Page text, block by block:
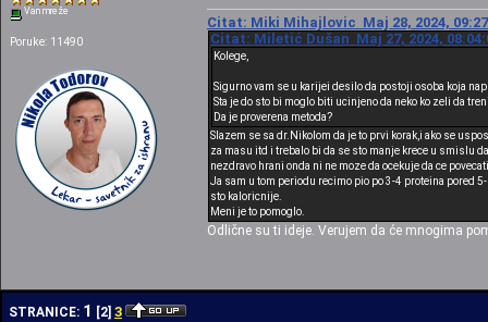
Van mreže
Poruke: 11490
Citat: Miki Mihajlovic Maj 28, 2024,
Citat: Miletić Dušan Maj 27, 2024,
Kolege,
Sigurno vam se u karijei desilo da postoji osoba koja
Sta je do sto bi moglo biti ucinjeno da neko ko zeli da
Da je proverena metoda?
Slazem se sa dr.Nikolom da je to prvi korak,i ako se
za masu itd i trebalo bi da se sto manje krece u smislu
nezdravo hrani onda ni ne moze da ocekuje da ce
Ja sam u tom periodu recimo pio po 3-4 proteina pored
sto kaloricnije.
Meni je to pomoglo.
Odlične su ti ideje. Verujem da će mnogima
STRANICE: 1 [2] 3